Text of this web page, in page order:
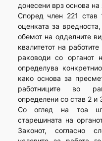
донесени врз основа на
Според член 221 став
оценката за
обемот на одделните
квалитетот на
раководи со органот
определува
како основа за
работниците во
определени со став 2 и
Со оглед на тоа
старешината на
Законот, согласно